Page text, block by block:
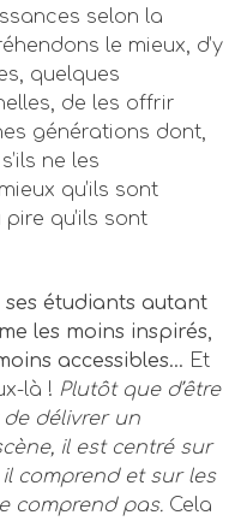
selon la
le mieux, d’y
quelques
de les offrir
générations dont,
ne les
qu’ils sont
qu’ils sont
étudiants autant
les moins inspirés,
accessibles… Et
là ! Plutôt que d’être
délivrer un
il est centré sur
comprend et sur les
comprend pas.Cela